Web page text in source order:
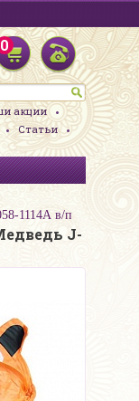
0
акции
Статьи
1114А в/п
J-